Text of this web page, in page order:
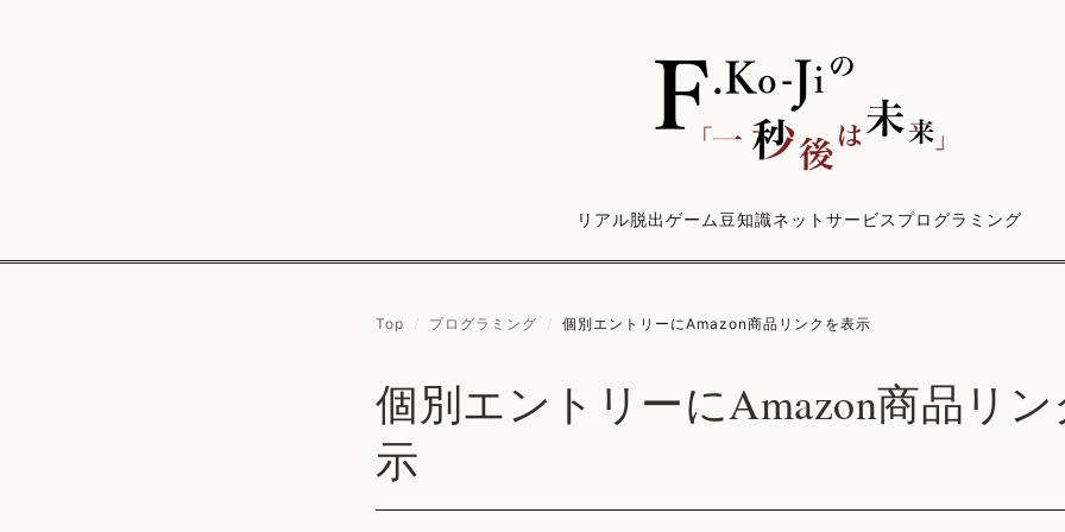
リアル脱出ゲーム豆知識ネットサービス プログラミング
Top / プログラミング / 個別エントリーにAmazon商品リンクを表示
個別エントリーにAmazon商品リ
示